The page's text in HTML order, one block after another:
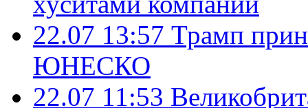
22.07 13:57 Трамп
ЮНЕСКО
22.07 11:53